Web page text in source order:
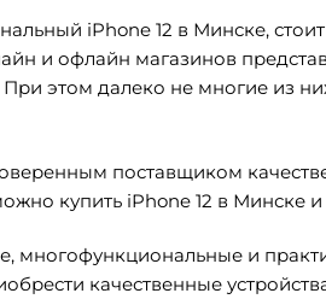
iPhone 12 в Минске,
и офлайн магазинов
этом далеко не многие из
поставщиком
купить iPhone 12 в Минске
и
качественные